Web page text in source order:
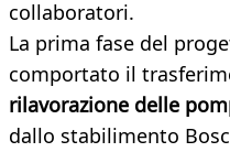
collaboratori.
La prima fase del
comportato il
rilavorazione delle
dallo stabilimento